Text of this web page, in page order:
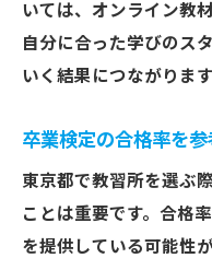
いては、オンライン教
自分に合った学びのス
いく結果につながります
卒業検定の合格率を
東京都で教習所を選ぶ
ことは重要です。合格
を提供している可能性